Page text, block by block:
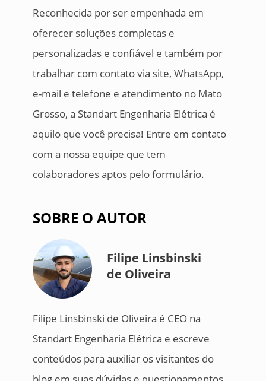
Reconhecida por ser empenhada em
oferecer soluções completas e
personalizadas e confiável e também por
trabalhar com contato via site, WhatsApp,
e-mail e telefone e atendimento no Mato
Grosso, a Standart Engenharia Elétrica é
aquilo que você precisa! Entre em contato
com a nossa equipe que tem
colaboradores aptos pelo formulário.
SOBRE O AUTOR
Filipe Linsbinski
de Oliveira
Filipe Linsbinski de Oliveira é CEO na
Standart Engenharia Elétrica e escreve
conteúdos para auxiliar os visitantes do